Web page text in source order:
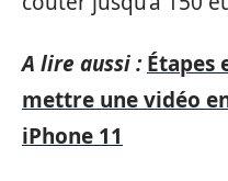
A lire aussi : Étapes
mettre une vidéo
iPhone 11